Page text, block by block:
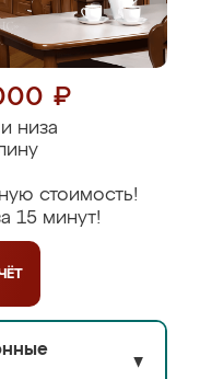
₽
низа
стоимость!
15 минут!
▼